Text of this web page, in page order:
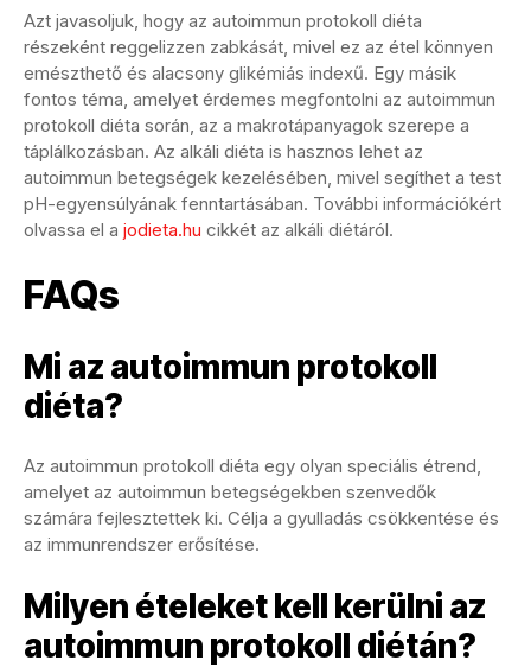
Azt javasoljuk, hogy az autoimmun protokoll diéta
részeként reggelizzen zabkását, mivel ez az étel könnyen
emészthető és alacsony glikémiás indexű. Egy másik
fontos téma, amelyet érdemes megfontolni az autoimmun
protokoll diéta során, az a makrotápanyagok szerepe a
táplálkozásban. Az alkáli diéta is hasznos lehet az
autoimmun betegségek kezelésében, mivel segíthet a test
pH-egyensúlyának fenntartásában. További információkért
olvassa el a jodieta.hu cikkét az alkáli diétáról.
FAQs
Mi az autoimmun protokoll
diéta?
Az autoimmun protokoll diéta egy olyan speciális étrend,
amelyet az autoimmun betegségekben szenvedők
számára fejlesztettek ki. Célja a gyulladás csökkentése és
az immunrendszer erősítése.
Milyen ételeket kell kerülni az
autoimmun protokoll diétán?